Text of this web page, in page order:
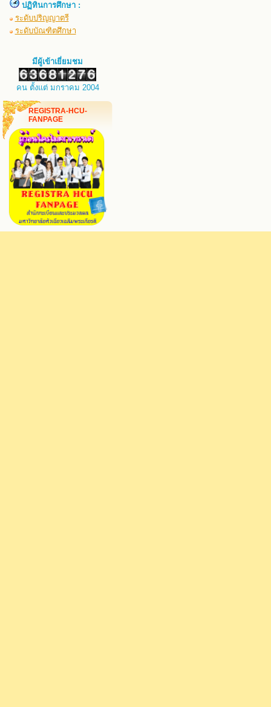
ปฏิทินการศึกษา :
ระดับปริญญาตรี
ระดับบัณฑิตศึกษา
มีผู้เข้าเยี่ยมชม
คน ตั้งแต่ มกราคม 2004
REGISTRA-HCU-
FANPAGE